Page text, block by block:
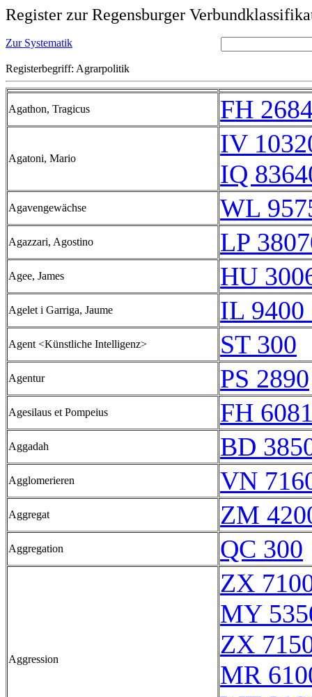
Register zur Regensburger
Zur Systematik
Registerbegriff: Agrarpolitik
Agathon, Tragicus FH
Agatoni, Mario
IV
IQ
Agavengewächse WL
Agazzari, Agostino LP
Agee, James HU
Agelet i Garriga, Jaume IL
Agent <Künstliche Intelligenz> ST 300
Agentur PS 2890
Agesilaus et Pompeius FH
Aggadah BD
Agglomerieren VN
Aggregat ZM
Aggregation QC 300
Aggression
ZX
MY
ZX
MR